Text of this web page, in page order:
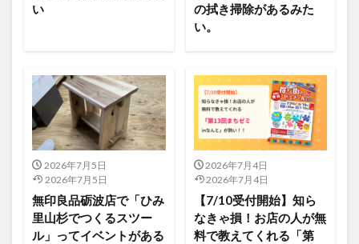
い
の拭き掃除があるみた
い。
2026年7月5日
2026年7月5日
無印良品砺波店で「ひみ
里山杉でつくるスツー
ル」ってイベントがある
2026年7月4日
2026年7月4日
【7/10受付開始】知ら
なきゃ損！お店の人が無
料で教えてくれる「第